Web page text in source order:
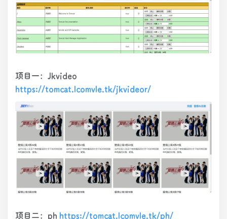
项目一：Jkvideo
https://tomcat.lcomvle.tk/jkvideor/
项目二：ph https://tomcat.lcomvle.tk/ph/